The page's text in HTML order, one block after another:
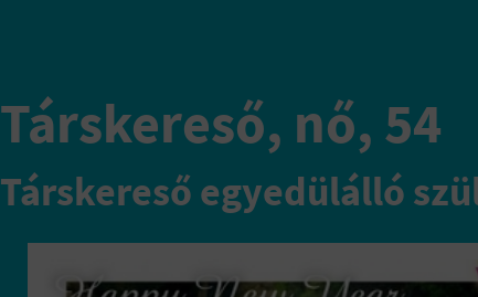
Társkereső, nő, 54
Társkereső egyedülálló